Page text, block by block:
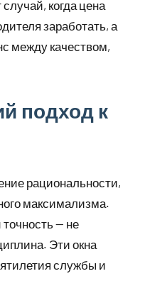
когда цена
заработать, а
между качеством,
подход к
рациональности,
максимализма.
— не
Эти окна
службы и